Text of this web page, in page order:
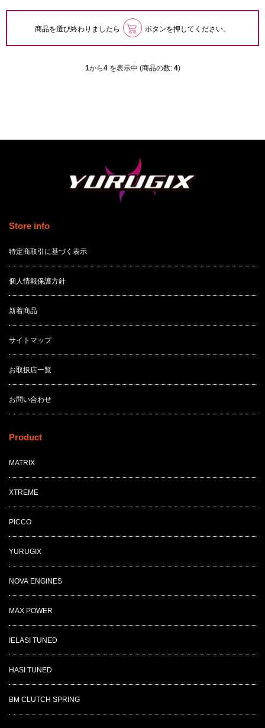
商品を選び終わりましたら ボタンを押してください。
1から4を表示中 (商品の数: 4)
Store info
特定商取引に基づく表示
個人情報保護方針
新着商品
サイトマップ
お取扱店一覧
お問い合わせ
Product
MATRIX
XTREME
PICCO
YURUGIX
NOVA ENGINES
MAX POWER
IELASI TUNED
HASI TUNED
BM CLUTCH SPRING